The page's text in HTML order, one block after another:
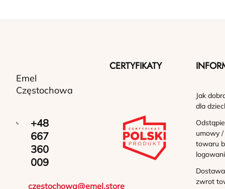
Emel
Częstochowa
+48
667
360
009
czestochowa@emel.store
CERTYFIKATY
Jak
dla
umowy
towaru
zwrot